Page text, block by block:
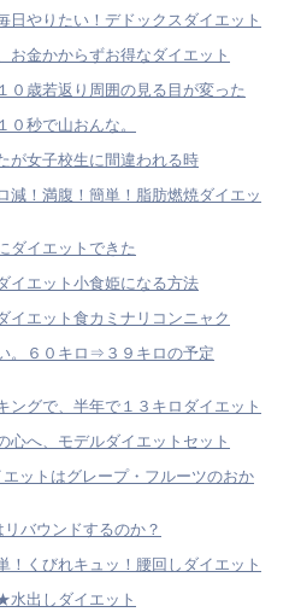
日やりたい！デドックスダイエット
お金かからずお得なダイエット
０歳若返り周囲の見る目が変った
０秒で山おんな。
が女子校生に間違われる時
減！満腹！簡単！脂肪燃焼ダイエッ
ダイエットできた
イエット小食姫になる方法
イエット食カミナリコンニャク
。６０キロ⇒３９キロの予定
ングで、半年で１３キロダイエット
へ、モデルダイエットセット
ットはグレープ・フルーツのおか
バウンドするのか？
！くびれキュッ！腰回しダイエット
水出しダイエット